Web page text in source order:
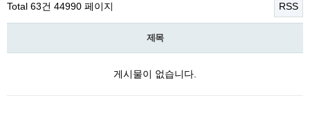
Total 63건 44990 페이지 RSS
제목
게시물이 없습니다.